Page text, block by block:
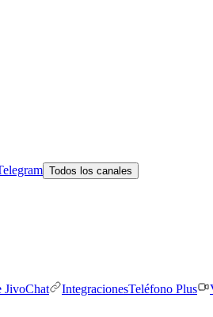
Todos los canales
JivoChat IntegracionesTeléfono Plus